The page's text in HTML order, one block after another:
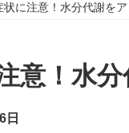
に注意！水分代謝を
意！水
日